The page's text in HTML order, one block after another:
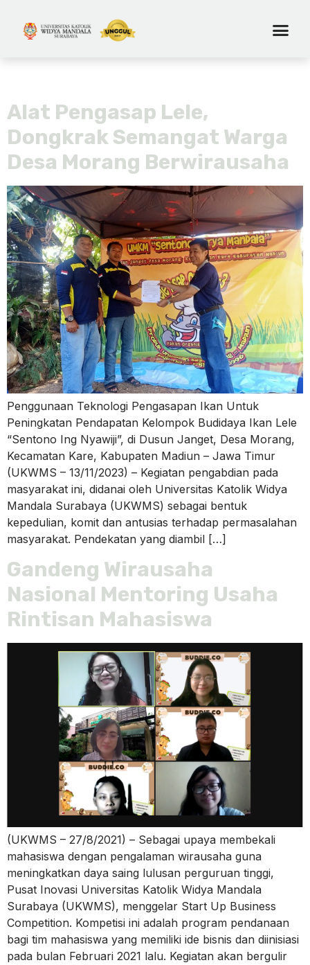
Alat Pengasap Lele,
Dongkrak Semangat Warga
Desa Morang Berwirausaha
Penggunaan Teknologi Pengasapan Ikan Untuk
Peningkatan Pendapatan Kelompok Budidaya Ikan Lele
“Sentono Ing Nyawiji”, di Dusun Janget, Desa Morang,
Kecamatan Kare, Kabupaten Madiun – Jawa Timur
(UKWMS – 13/11/2023) – Kegiatan pengabdian pada
masyarakat ini, didanai oleh Universitas Katolik Widya
Mandala Surabaya (UKWMS) sebagai bentuk
kepedulian, komit dan antusias terhadap permasalahan
masyarakat. Pendekatan yang diambil […]
Gandeng Wirausaha
Nasional Mentoring Usaha
Rintisan Mahasiswa
(UKWMS – 27/8/2021) – Sebagai upaya membekali
mahasiswa dengan pengalaman wirausaha guna
meningkatkan daya saing lulusan perguruan tinggi,
Pusat Inovasi Universitas Katolik Widya Mandala
Surabaya (UKWMS), menggelar Start Up Business
Competition. Kompetisi ini adalah program pendanaan
bagi tim mahasiswa yang memiliki ide bisnis dan diinisiasi
pada bulan Februari 2021 lalu. Kegiatan akan bergulir